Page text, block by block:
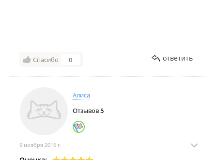
Спасибо 0 ответить
Алиса
Отзывов5
9 ноября 2016 г.